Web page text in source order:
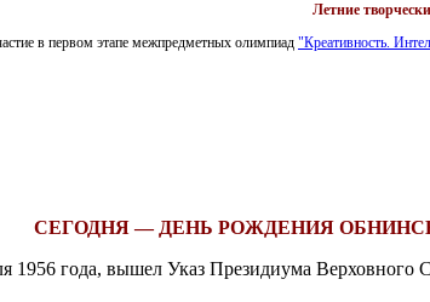
Летние
в первом этапе межпредметных олимпиад "Креативность.
СЕГОДНЯ — ДЕНЬ РОЖДЕНИЯ
1956 года, вышел Указ Президиума